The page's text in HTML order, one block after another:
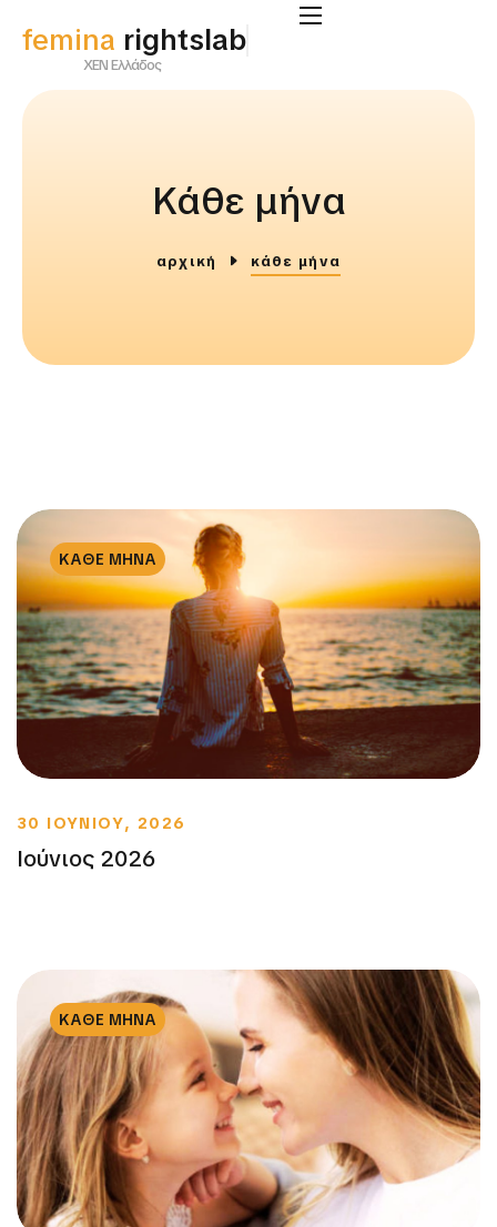
femina supportlab
ΧΕΝ Ελλάδος
Κάθε μήνα
αρχική κάθε μήνα
ΚΑΘΕ ΜΗΝΑ
30 ΙΟΥΝΙΟΥ, 2026
Ιούνιος 2026
ΚΑΘΕ ΜΗΝΑ